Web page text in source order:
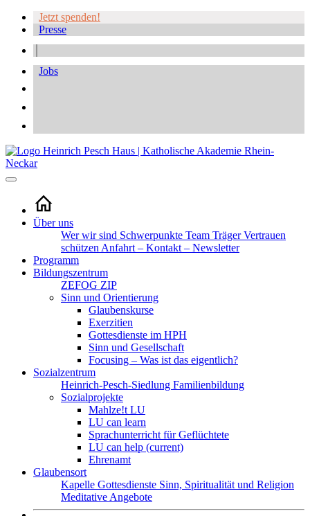
Jetzt spenden!
Presse
Jobs
Über uns
Wer wir sind Schwerpunkte Team TrägerVertrauen
schützen Anfahrt – Kontakt – Newsletter
Programm
Bildungszentrum
ZEFOG ZIP
Sinn und Orientierung
Glaubenskurse
Exerzitien
Gottesdienste im HPH
Sinn und Gesellschaft
Focusing – Was ist das eigentlich?
Sozialzentrum
Heinrich-Pesch-Siedlung Familienbildung
Sozialprojekte
Mahlze!t LU
LU can learn
Sprachunterricht für Geflüchtete
LU can help (current)
Ehrenamt
Glaubensort
Kapelle Gottesdienste Sinn, Spiritualität und Religion
Meditative Angebote